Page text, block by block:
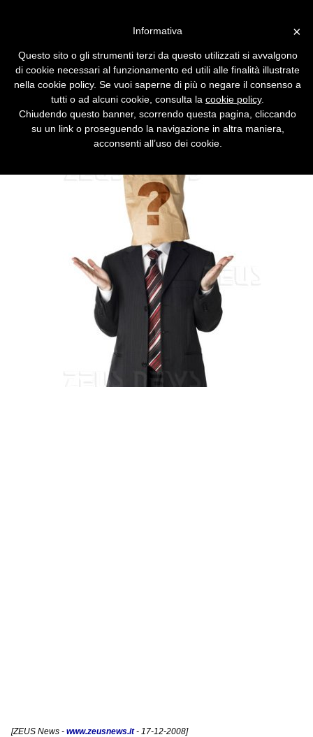
utenti dopo 90 giorni
Dopo tre mesi Yahoo renderà anonimi i dati
raccolti. Google continua a ritenere inutile la
riduzione del periodo di data retention sotto i
9 mesi.
[ZEUS News - www.zeusnews.it- 17-12-2008]
×
Informativa
Questo sito o gli strumenti terzi da questo utilizzati si avvalgono
di cookie necessari al funzionamento ed utili alle finalità illustrate
nella cookie policy. Se vuoi saperne di più o negare il consenso a
tutti o ad alcuni cookie, consulta la cookie policy.
Chiudendo questo banner, scorrendo questa pagina, cliccando
su un link o proseguendo la navigazione in altra maniera,
acconsenti all’uso dei cookie.